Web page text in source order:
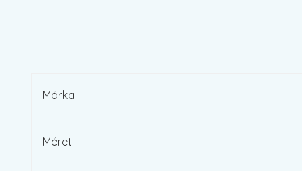
Márka
Méret